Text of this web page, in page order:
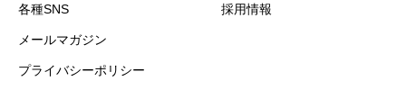
各種SNS
メールマガジン
プライバシーポリシー
採用情報